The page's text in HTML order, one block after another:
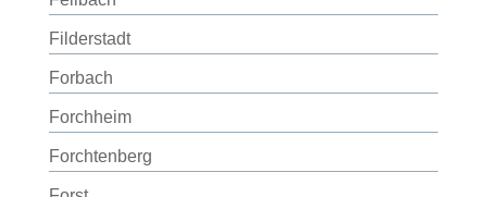
Filderstadt
Forbach
Forchheim
Forchtenberg